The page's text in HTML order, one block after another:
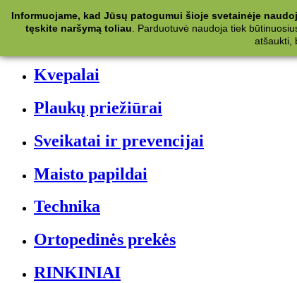
Kategorijos
Kvepalai
Plaukų priežiūrai
Sveikatai ir prevencijai
Maisto papildai
Technika
Ortopedinės prekės
RINKINIAI
Informuojame, kad Jūsų patogumui šioje svetainėje
tęskite naršymą toliau
Parduotuvė naudoja tiek
atšaukti,